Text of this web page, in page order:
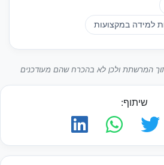
למידה במקצועות
המרשתת ולכן לא בהכרח שהם מעודכנים
שיתוף: